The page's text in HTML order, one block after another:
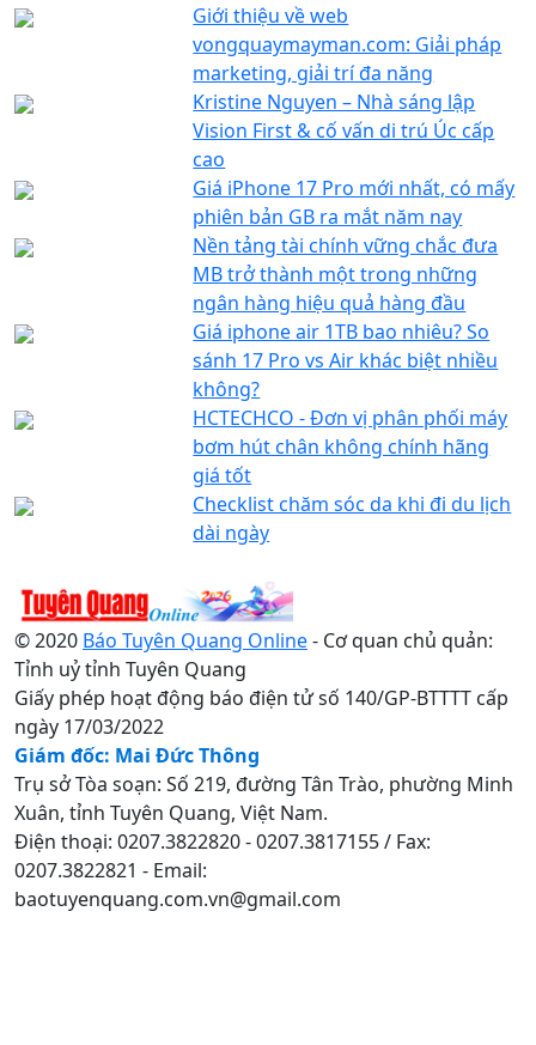
Giới thiệu về web
vongquaymayman.com: Giải pháp
marketing, giải trí đa năng
Kristine Nguyen – Nhà sáng lập
Vision First & cố vấn di trú Úc cấp
cao
Giá iPhone 17 Pro mới nhất, có mấy
phiên bản GB ra mắt năm nay
Nền tảng tài chính vững chắc đưa
MB trở thành một trong những
ngân hàng hiệu quả hàng đầu
Giá iphone air 1TB bao nhiêu? So
sánh 17 Pro vs Air khác biệt nhiều
không?
HCTECHCO - Đơn vị phân phối máy
bơm hút chân không chính hãng
giá tốt
Checklist chăm sóc da khi đi du lịch
dài ngày
© 2020 Báo Tuyên Quang Online- Cơ quan chủ quản:
Tỉnh uỷ tỉnh Tuyên Quang
Giấy phép hoạt động báo điện tử số 140/GP-BTTTT cấp
ngày 17/03/2022
Giám đốc: Mai Đức Thông
Trụ sở Tòa soạn: Số 219, đường Tân Trào, phường Minh
Xuân, tỉnh Tuyên Quang, Việt Nam.
Điện thoại: 0207.3822820 - 0207.3817155 / Fax:
0207.3822821 - Email:
baotuyenquang.com.vn@gmail.com